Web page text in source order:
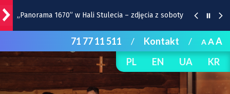
„Panorama 1670” w Hali Stulecia – zdjęcia z soboty
Raport inwestycyjny z Wrocławia [1-7.08]
Pyszne sery, wspaniałe wędliny, wyborne słodkości.
W Rynku trwa Wrocławska Feta
71 77 11 511 / Kontakt / AAA
PL
EN UA KR